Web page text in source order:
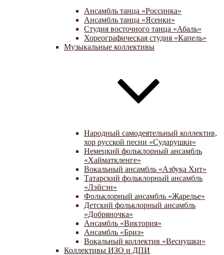
Ансамбль танца «Россинка»
Ансамбль танца «Ясенки»
Студия восточного танца «Абаль»
Хореографическая студия «Капель»
Музыкальные коллективы
Народный самодеятельный коллектив,
хор русской песни «Сударушки»
Немецкий фольклорный ансамбль
«Хайматкленге»
Вокальный ансамбль «Азбука Хит»
Татарский фольклорный ансамбль
«Лэйсэн»
Фольклорный ансамбль «Жарелье»
Детский фольклорный ансамбль
«Добряночка»
Ансамбль «Виктория»
Ансамбль «Бриз»
Вокальный коллектив «Веснушки»
Коллективы ИЗО и ДПИ